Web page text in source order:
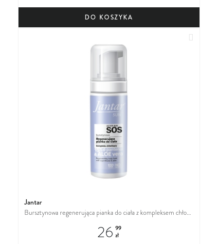
DO KOSZYKA
Jantar
Bursztynowa regenerująca pianka do ciała z kompleksem chłodzącym (d-pantenol 15% + aloes)
26 99
zł